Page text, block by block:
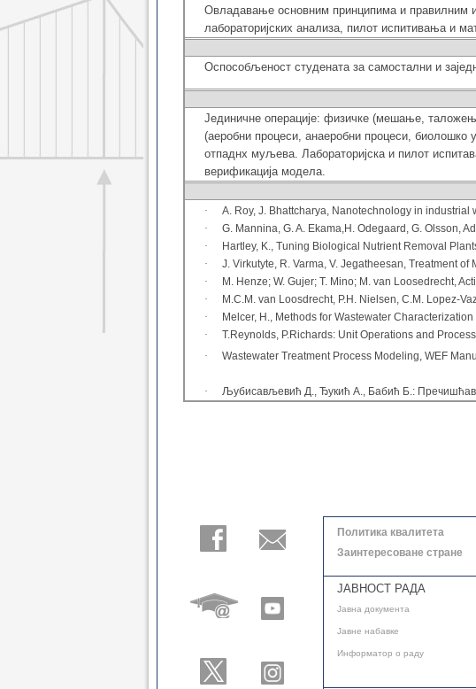
Овладавање основним принципима и правилним
лабораторијских анализа, пилот испитивања и
Оспособљеност студената за самостални и
Јединичне операције: физичке (мешање,
(аеробни процеси, анаеробни процеси,
отпаднх муљева. Лабораторијска и пилот
верификација модела.
·
A. Roy, J. Bhattcharya, Nanotechnology in
·
G. Mannina, G. A. Ekama,H. Odegaard, G. Olsson,
·
Hartley, K., Tuning Biological Nutrient Removal
·
J. Virkutyte, R. Varma, V. Jegatheesan, Treatment
·
M. Henze; W. Gujer; T. Mino; M. van Loosedrecht,
·
M.C.M. van Loosdrecht, P.H. Nielsen, C.M. Lopez-
·
Melcer, H., Methods for Wastewater
·
T.Reynolds, P.Richards: Unit Operations and
·
Wastewater Treatment Process Modeling, WEF
· Љубисављевић Д., Ђукић А., Бабић Б.:
Политика квалитета
Заинтересоване стране
ЈАВНОСТ РАДА
Јавнa документа
Јавне набавке
Информатор о раду